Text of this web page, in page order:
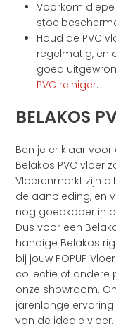
Voorkom
Houd de PVC
regelmatig, en
goed
PVC reiniger.
BELAKOS
Ben je er klaar
Belakos PVC vloer
Vloerenmarkt zijn
de aanbieding, en
nog goedkoper in
Dus voor een
handige Belakos
bij jouw POPUP
collectie of andere
onze showroom.
jarenlange
van de ideale vloer.